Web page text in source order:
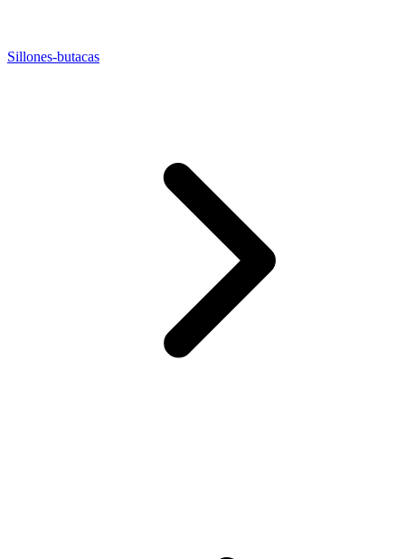
Sillones-butacas